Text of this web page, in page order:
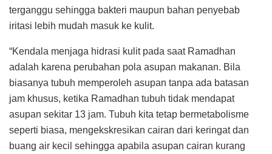
terganggu sehingga bakteri maupun bahan penyebab
iritasi lebih mudah masuk ke kulit.
“Kendala menjaga hidrasi kulit pada saat Ramadhan
adalah karena perubahan pola asupan makanan. Bila
biasanya tubuh memperoleh asupan tanpa ada batasan
jam khusus, ketika Ramadhan tubuh tidak mendapat
asupan sekitar 13 jam. Tubuh kita tetap bermetabolisme
seperti biasa, mengekskresikan cairan dari keringat dan
buang air kecil sehingga apabila asupan cairan kurang